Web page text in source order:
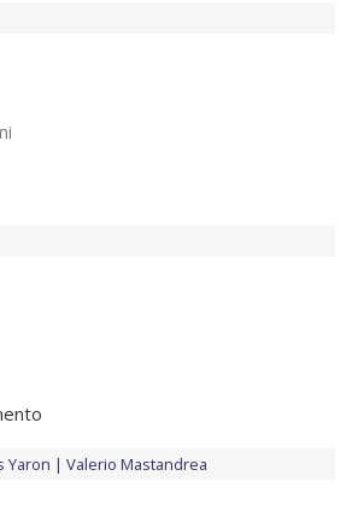
Yaron Valerio Mastandrea